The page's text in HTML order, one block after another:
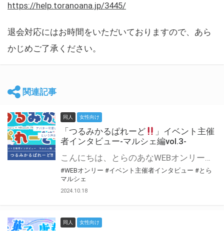
https://help.toranoana.jp/3445/
退会対応にはお時間をいただいておりますので、あら
かじめご了承ください。
関連記事
同人 女性向け
「つるみかるぱれーど
」イベント主催
者インタビュー-マルシェ編vol.3-
こんにちは、とらのあなWEBオンリー運営スタッフです。 新たにお届けする、イベント主催者インタビュー-マルシェ編-は、 とらのあなWEBオンリー「マルシェ」をご利用した主催様に 「マルシェ」を使って開催した感想や心がけをお聞きする企画です。 今回は、WEBオンリー初開催「つるみかるぱれーど
#WEBオンリー #イベント主催者インタビュー #とら
マルシェ
2024.10.18
同人 女性向け